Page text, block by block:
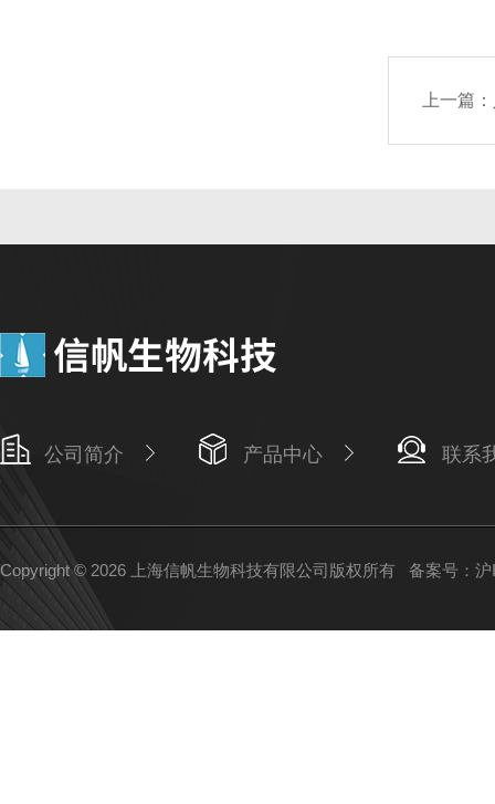
上一篇：
公司简介 产品中心 联系
Copyright © 2026 上海信帆生物科技有限公司版权所有 备案号：